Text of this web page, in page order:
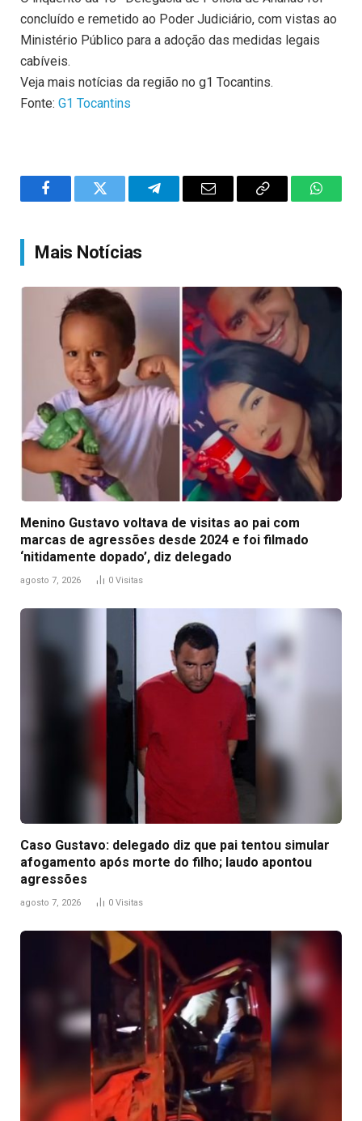
concluído e remetido ao Poder Judiciário, com vistas ao
Ministério Público para a adoção das medidas legais
cabíveis.
Veja mais notícias da região no g1 Tocantins.
Fonte: G1 Tocantins
FacebookTwitter TelegramEmail
Copy
Mais Notícias
Menino Gustavo voltava de visitas ao pai com
marcas de agressões desde 2024 e foi filmado
‘nitidamente dopado’, diz delegado
agosto 7, 2026 0 Visitas
Caso Gustavo: delegado diz que pai tentou simular
afogamento após morte do filho; laudo apontou
agressões
agosto 7, 2026 0 Visitas